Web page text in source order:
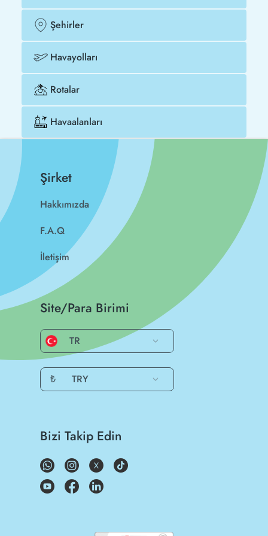
Şehirler
Havayolları
Rotalar
Havaalanları
Şirket
Hakkımızda
F.A.Q
İletişim
Site/Para Birimi
TR
₺ TRY
Bizi Takip Edin